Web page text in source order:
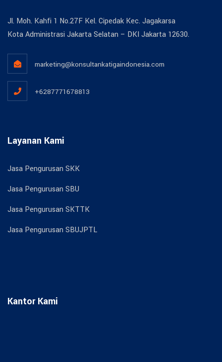
Jl. Moh. Kahfi 1 No.27F Kel. Cipedak Kec. Jagakarsa
Kota Administrasi Jakarta Selatan – DKI Jakarta 12630.
marketing@konsultankatigaindonesia.com
+6287771678813
Layanan Kami
Jasa Pengurusan SKK
Jasa Pengurusan SBU
Jasa Pengurusan SKTTK
Jasa Pengurusan SBUJPTL
Kantor Kami